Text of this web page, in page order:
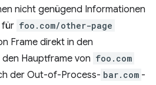
nicht genügend Informationen
für foo.com/other-page
Frame direkt in den
Hauptframe von foo.com
der Out-of-Process- bar.com -